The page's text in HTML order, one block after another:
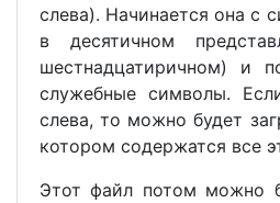
слева). Начинается она с
в десятичном
шестнадцатиричном) и
служебные символы.
слева, то можно будет
котором содержатся все
Этот файл потом можно